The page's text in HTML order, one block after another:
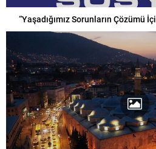
“Yaşadığımız Sorunların Çözümü